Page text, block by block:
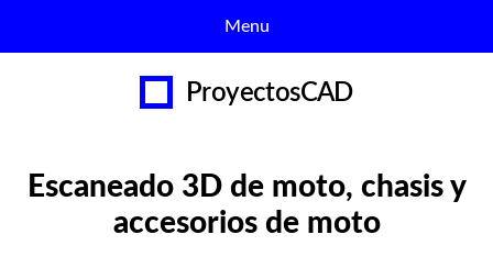
Menu
Servicios de Desarrollo
Impresión 3D
ProyectosCAD
Escaneado 3D de moto, chasis y
accesorios de moto